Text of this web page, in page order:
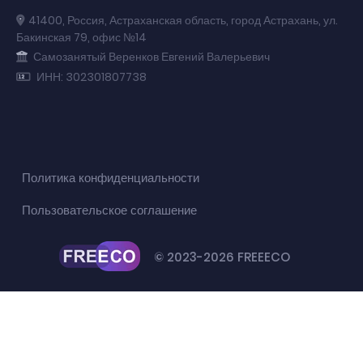
41400, Россия, Астраханская область, город Астрахань, ул.
Бакинская 79, офис №14
Самозанятый Веренков Евгений Валерьевич
ИНН: 302301807738
© 2023-2026 FREEECO
Политика конфиденциальности
Пользовательское соглашение